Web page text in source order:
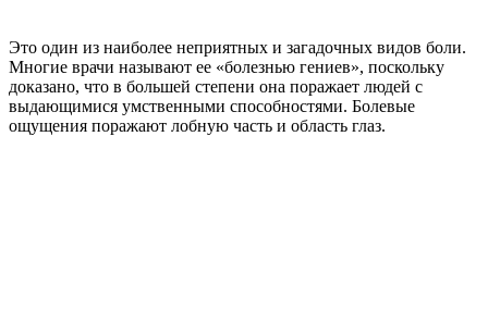
Это один из наиболее неприятных и загадочных видов боли.
Многие врачи называют ее «болезнью гениев», поскольку
доказано, что в большей степени она поражает людей с
выдающимися умственными способностями. Болевые
ощущения поражают лобную часть и область глаз.